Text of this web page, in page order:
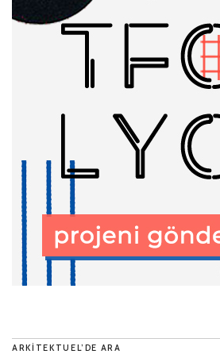
ARKITEKTUEL’DE ARA